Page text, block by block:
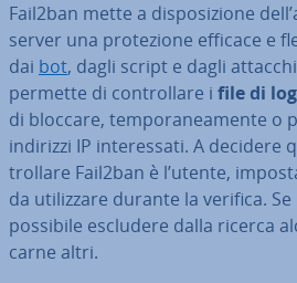
Fail2ban mette a di­spo­si­zio­ne
server una pro­te­zio­ne efficace e
dai bot, dagli script e dagli
permette di con­trol­la­re i file di log
di bloccare, tem­po­ra­nea­men­te o
indirizzi IP in­te­res­sa­ti. A decidere
trol­la­re Fail2ban è l’utente,
da uti­liz­za­re durante la verifica.
possibile escludere dalla ricerca
car­ne altri.